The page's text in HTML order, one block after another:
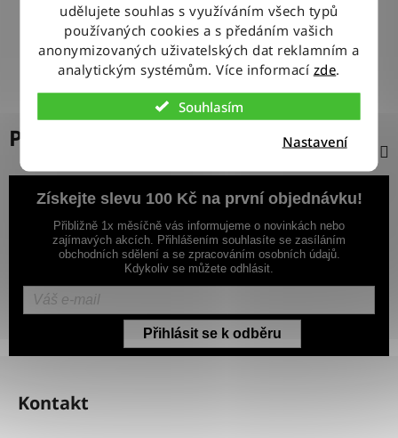
udělujete souhlas s využíváním všech typů
používaných cookies a s předáním vašich
anonymizovaných uživatelských dat reklamním a
analytickým systémům. Více informací zde.
Souhlasím
Nastavení
VÝMĚNA ZBOŽÍ ZDARMA
Nevyhovující zboží zdarma vyměníme do 14 dnů od jeho
doručení
Popis
Získejte slevu 100 Kč na první objednávku!
Přibližně 1x měsíčně vás informujeme o novinkách nebo
zajímavých akcích. Přihlášením souhlasíte se zasíláním
obchodních sdělení a se zpracováním osobních údajů.
Kdykoliv se můžete odhlásit.
Přihlásit se k odběru
Z
Kontakt